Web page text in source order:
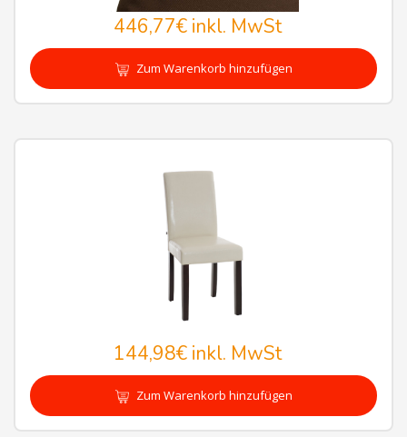
446,77€inkl. MwSt
Zum Warenkorb hinzufügen
144,98€inkl. MwSt
Zum Warenkorb hinzufügen